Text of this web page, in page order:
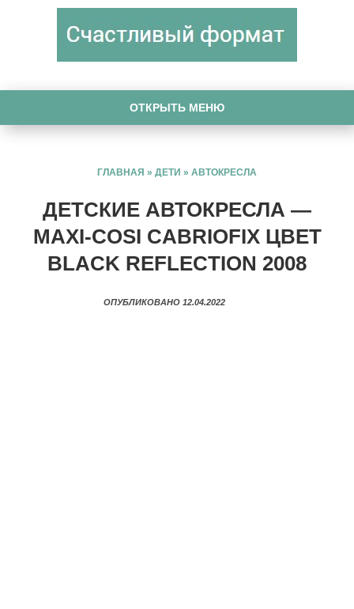
ОТКРЫТЬ МЕНЮ
ГЛАВНАЯ » ДЕТИ » АВТОКРЕСЛА
ДЕТСКИЕ АВТОКРЕСЛА —
MAXI-COSI CABRIOFIX ЦВЕТ
BLACK REFLECTION 2008
ОПУБЛИКОВАНО 12.04.2022